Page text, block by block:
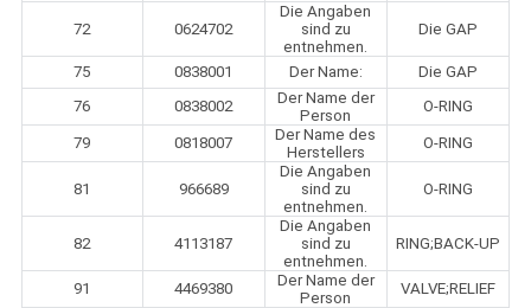
72 0624702
Die Angaben
sind zu
entnehmen.
Die GAP
75 0838001 Der Name:
Die GAP
76
0838002
Der Name der
Person
O-RING
79 0818007
Der Name des
Herstellers
O-RING
81 966689
Die Angaben
sind zu
entnehmen.
O-RING
82 4113187
Die Angaben
sind zu
entnehmen.
RING;BACK-UP
91 4469380
Der Name der
Person
VALVE;RELIEF